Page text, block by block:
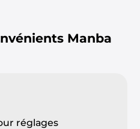
Manba
réglages